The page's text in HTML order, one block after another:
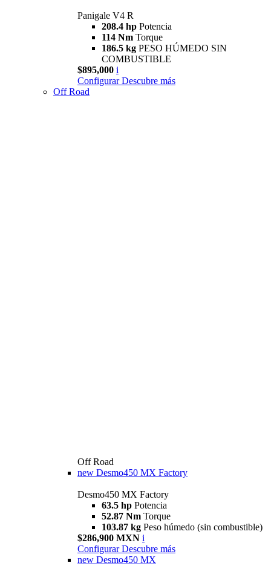
Panigale V4 R
208.4 hp Potencia
114 Nm Torque
186.5 kg PESO HÚMEDO SIN
COMBUSTIBLE
$895,000 i
Configurar Descubre más
Off Road
Off Road
new Desmo450 MX Factory
Desmo450 MX Factory
63.5 hp Potencia
52.87 Nm Torque
103.87 kg Peso húmedo (sin combustible)
$286,900 MXN i
Configurar Descubre más
new Desmo450 MX